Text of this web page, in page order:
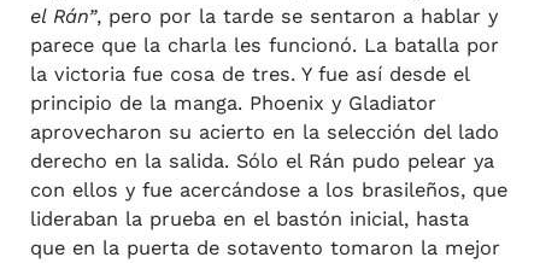
el Rán”, pero por la tarde se sentaron a hablar y
parece que la charla les funcionó. La batalla por
la victoria fue cosa de tres. Y fue así desde el
principio de la manga. Phoenix y Gladiator
aprovecharon su acierto en la selección del lado
derecho en la salida. Sólo el Rán pudo pelear ya
con ellos y fue acercándose a los brasileños, que
lideraban la prueba en el bastón inicial, hasta
que en la puerta de sotavento tomaron la mejor